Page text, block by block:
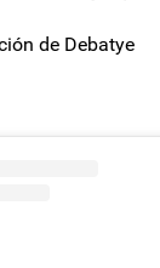
de Debatye